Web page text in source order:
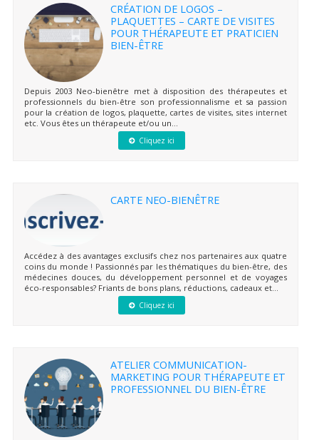
CRÉATION DE LOGOS –
PLAQUETTES – CARTE DE VISITES
POUR THÉRAPEUTE ET PRATICIEN
BIEN-ÊTRE
Depuis 2003 Neo-bienêtre met à disposition des thérapeutes et
professionnels du bien-être son professionnalisme et sa passion
pour la création de logos, plaquette, cartes de visites, sites internet
etc. Vous êtes un thérapeute et/ou un...
Cliquez ici
CARTE NEO-BIENÊTRE
Accédez à des avantages exclusifs chez nos partenaires aux quatre
coins du monde ! Passionnés par les thématiques du bien-être, des
médecines douces, du développement personnel et de voyages
éco-responsables? Friants de bons plans, réductions, cadeaux et...
Cliquez ici
ATELIER COMMUNICATION-
MARKETING POUR THÉRAPEUTE ET
PROFESSIONNEL DU BIEN-ÊTRE